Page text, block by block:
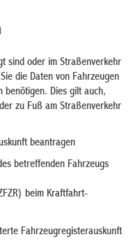
sind oder im Straßenverkehr
die Daten von Fahrzeugen
benötigen. Dies gilt auch,
zu Fuß am Straßenverkehr
beantragen
betreffenden Fahrzeugs
beim Kraftfahrt-
Fahrzeugregisterauskunft